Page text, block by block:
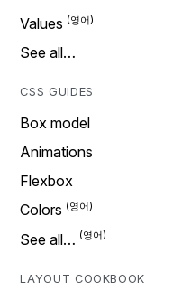
Values
See all…
CSS GUIDES
Box model
Animations
Flexbox
Colors
See all…
LAYOUT COOKBOOK